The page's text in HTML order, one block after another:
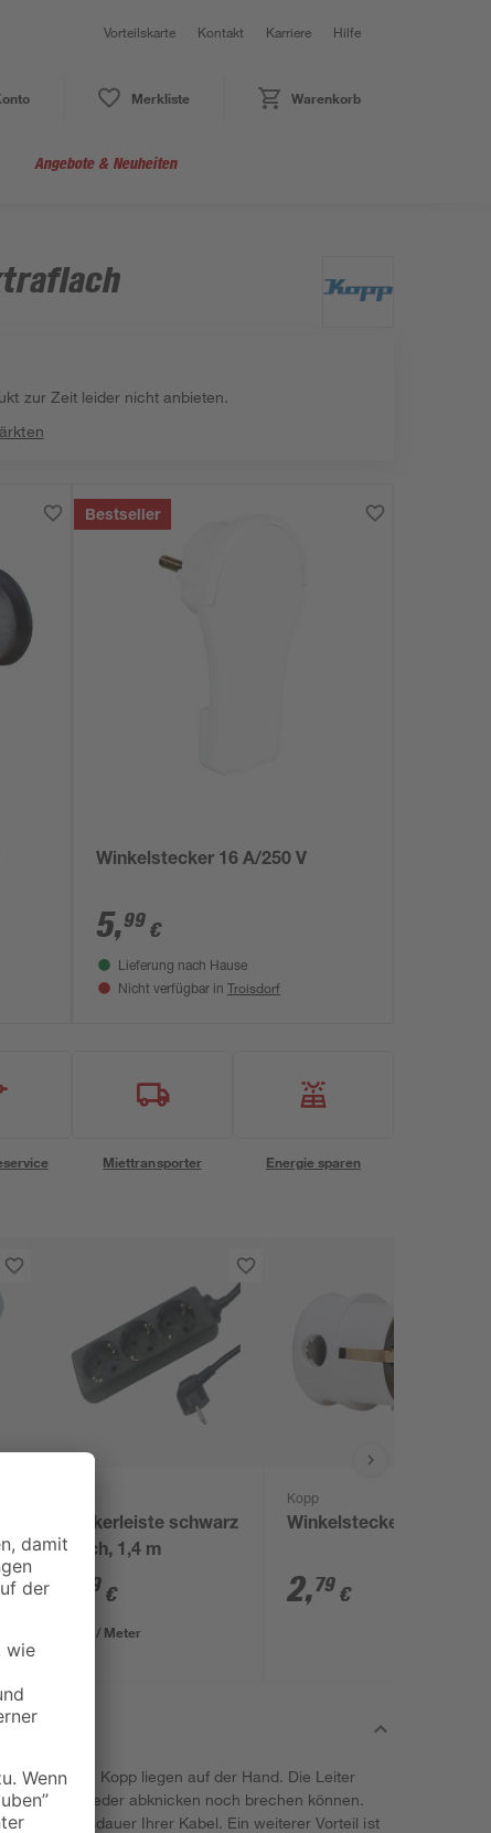
Vorteilskarte Kontakt Karriere Hilfe
Merkliste Warenkorb
Angebote & Neuheiten
zur Zeit leider nicht anbieten.
Bestseller
Winkelstecker 16 A/250 V
5,99 €
Lieferung nach Hause
Nicht verfügbar in Troisdorf
Miettransporter Energie sparen
Steckerleiste schwarz
3-fach, 1,4 m
19 €
2,28 € / Meter
Kopp
Winkelstecker weiß
2,79 €
von Kopp liegen auf der Hand. Die Leiter
sie weder abknicken noch brechen können.
Lebensdauer Ihrer Kabel. Ein weiterer Vorteil ist